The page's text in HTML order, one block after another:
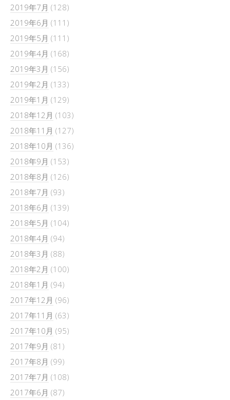
2019年7月 (128)
2019年6月 (111)
2019年5月 (111)
2019年4月 (168)
2019年3月 (156)
2019年2月 (133)
2019年1月 (129)
2018年12月 (103)
2018年11月 (127)
2018年10月 (136)
2018年9月 (153)
2018年8月 (126)
2018年7月 (93)
2018年6月 (139)
2018年5月 (104)
2018年4月 (94)
2018年3月 (88)
2018年2月 (100)
2018年1月 (94)
2017年12月 (96)
2017年11月 (63)
2017年10月 (95)
2017年9月 (81)
2017年8月 (99)
2017年7月 (108)
2017年6月 (87)